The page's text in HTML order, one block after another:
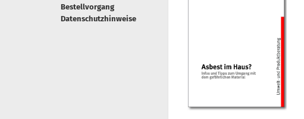
Bestellvorgang
Datenschutzhinweise